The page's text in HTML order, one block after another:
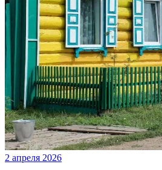
2 апреля 2026